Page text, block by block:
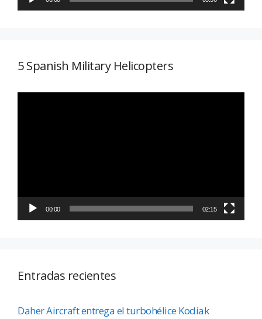
5 Spanish Military Helicopters
00:00 02:15
Entradas recientes
Daher Aircraft entrega el turbohélice Kodiak